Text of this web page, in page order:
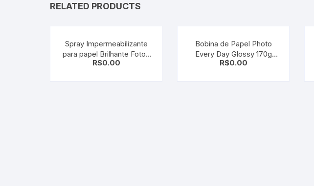
RELATED PRODUCTS
Spray Impermeabilizante
para papel Brilhante Fotos
Gravuras WATERPROOF
R$0.00
Bobina de Papel Photo
Every Day Glossy 170g
610mmx30m Tubo 2
R$0.00